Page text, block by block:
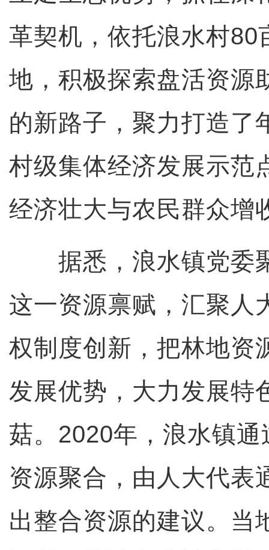
革契机，依托浪水村80
地，积极探索盘活资源
的新路子，聚力打造了
村级集体经济发展示范
经济壮大与农民群众增
据悉，浪水镇党委
这一资源禀赋，汇聚人
权制度创新，把林地资
发展优势，大力发展
菇。2020年，浪水镇
资源聚合，由人大代表
出整合资源的建议。当